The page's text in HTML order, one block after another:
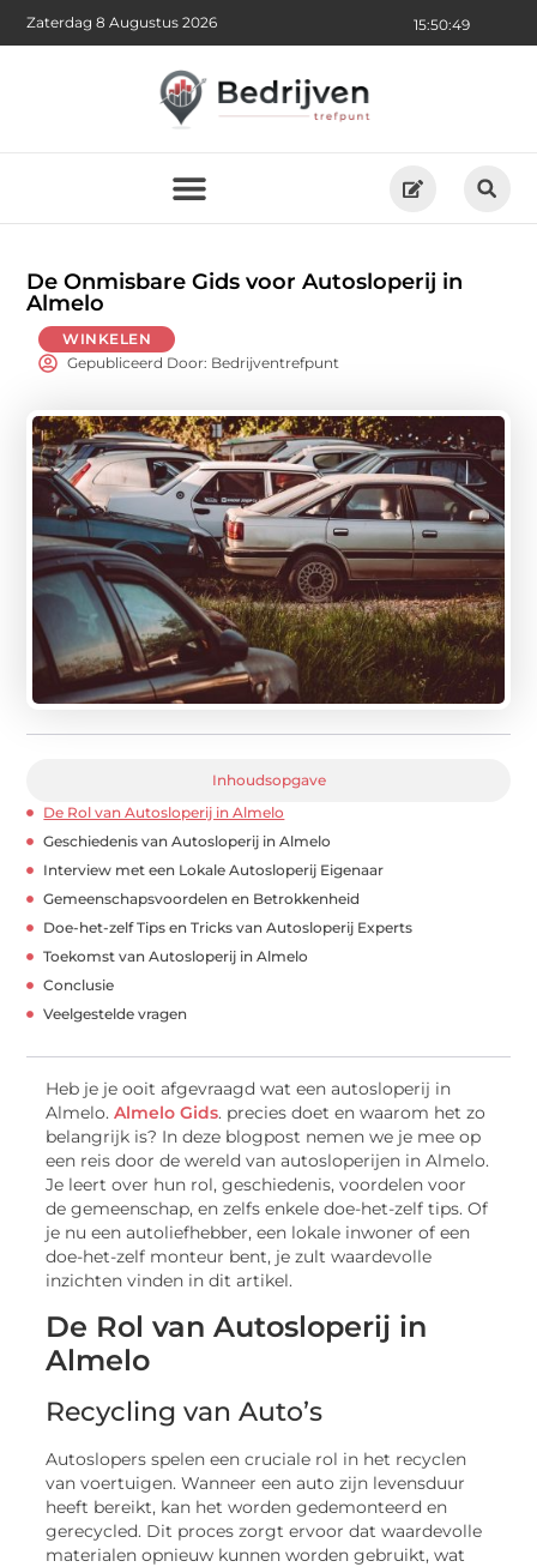
15:50:51
Zaterdag 8 Augustus 2026
De Onmisbare Gids voor Autosloperij in
Almelo
WINKELEN
Gepubliceerd Door: Bedrijventrefpunt
Inhoudsopgave
De Rol van Autosloperij in Almelo
Geschiedenis van Autosloperij in Almelo
Interview met een Lokale Autosloperij Eigenaar
Gemeenschapsvoordelen en Betrokkenheid
Doe-het-zelf Tips en Tricks van Autosloperij Experts
Toekomst van Autosloperij in Almelo
Conclusie
Veelgestelde vragen
Heb je je ooit afgevraagd wat een autosloperij in
Almelo.Almelo Gids. precies doet en waarom het zo
belangrijk is? In deze blogpost nemen we je mee op
een reis door de wereld van autosloperijen in Almelo.
Je leert over hun rol, geschiedenis, voordelen voor
de gemeenschap, en zelfs enkele doe-het-zelf tips. Of
je nu een autoliefhebber, een lokale inwoner of een
doe-het-zelf monteur bent, je zult waardevolle
inzichten vinden in dit artikel.
De Rol van Autosloperij in
Almelo
Recycling van Auto’s
Autoslopers spelen een cruciale rol in het recyclen
van voertuigen. Wanneer een auto zijn levensduur
heeft bereikt, kan het worden gedemonteerd en
gerecycled. Dit proces zorgt ervoor dat waardevolle
materialen opnieuw kunnen worden gebruikt, wat